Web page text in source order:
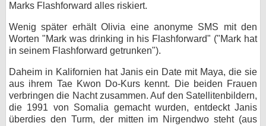
Marks Flashforward alles riskiert.
Wenig später erhält Olivia eine anonyme SMS mit den
Worten "Mark was drinking in his Flashforward" ("Mark hat
in seinem Flashforward getrunken").
Daheim in Kalifornien hat Janis ein Date mit Maya, die sie
aus ihrem Tae Kwon Do-Kurs kennt. Die beiden Frauen
verbringen die Nacht zusammen. Auf den Satellitenbildern,
die 1991 von Somalia gemacht wurden, entdeckt Janis
überdies den Turm, der mitten im Nirgendwo steht (aus